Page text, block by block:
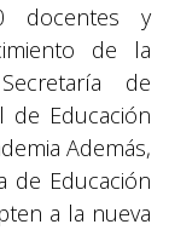
docentes y
de la
de
de Educación
Además,
de Educación
a la nueva